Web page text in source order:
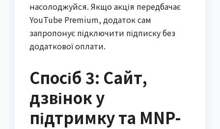
насолоджуйся. Якщо акція передбачає
YouTube Premium, додаток сам
запропонує підключити підписку без
додаткової оплати.
Спосіб 3: Сайт,
дзвінок у
підтримку та MNP-